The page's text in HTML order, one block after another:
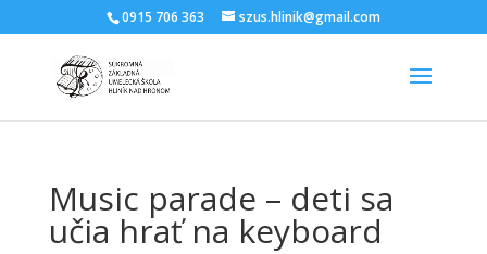
0915 706 363 szus.hlinik@gmail.com
Music parade – deti sa
učia hrať na keyboard